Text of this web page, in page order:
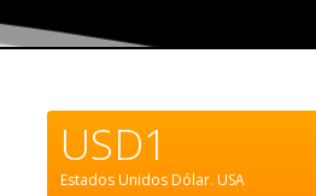
USD1
Estados Unidos Dólar. USA